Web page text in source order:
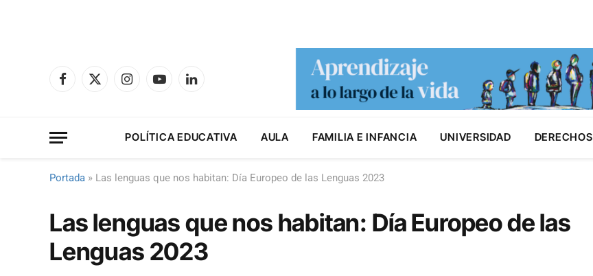
Facebook
X
InstagramYouTubeLinkedIn
POLÍTICA EDUCATIVA AULA FAMILIA E INFANCIA UNIVERSIDAD DERECHOS
Portada » Las lenguas que nos habitan: Día Europeo de las Lenguas 2023
Las lenguas que nos habitan: Día Europeo de las
Lenguas 2023